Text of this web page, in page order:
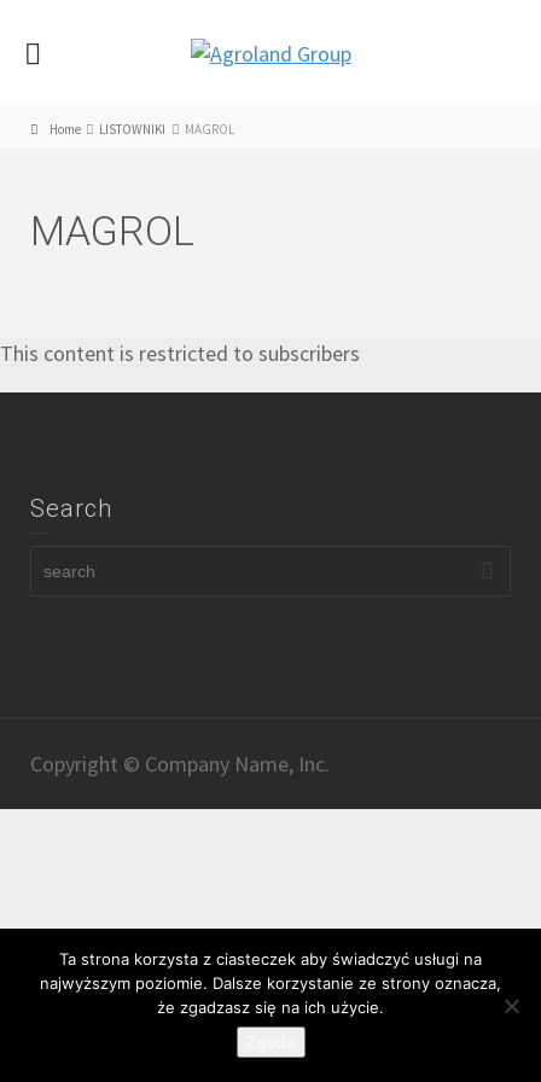
Home LISTOWNIKI MAGROL
MAGROL
This content is restricted to subscribers
Search
Copyright © Company Name, Inc.
Ta strona korzysta z ciasteczek aby świadczyć usługi na
najwyższym poziomie. Dalsze korzystanie ze strony oznacza,
że zgadzasz się na ich użycie.